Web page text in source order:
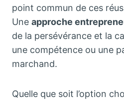
point commun de ces
Une approche
de la persévérance et la
une compétence ou une
marchand.
Quelle que soit l’option